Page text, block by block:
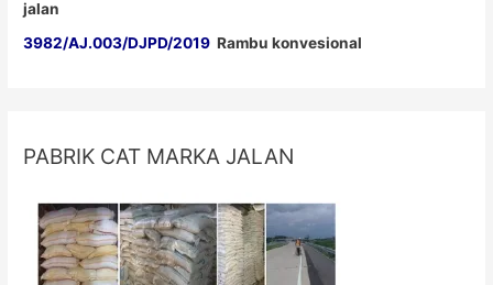
jalan
3982/AJ.003/DJPD/2019 Rambu konvesional
PABRIK CAT MARKA JALAN